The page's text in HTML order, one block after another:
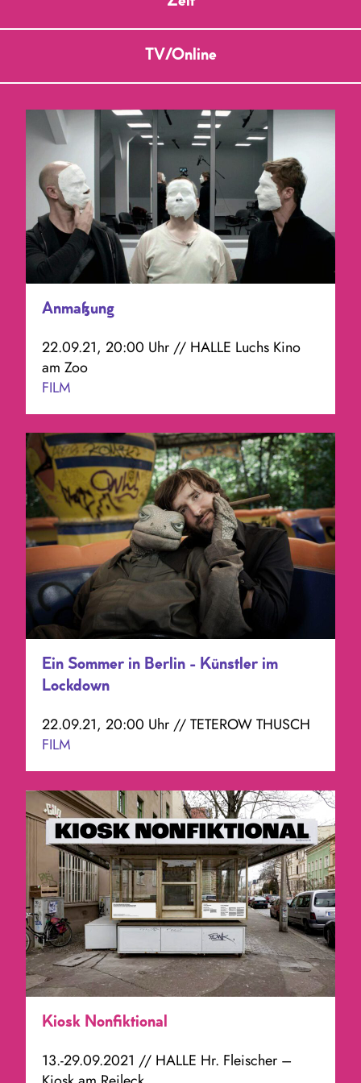
TV/Online
Anmaßung
22.09.21, 20:00 Uhr // HALLE Luchs Kino
am Zoo
FILM
Ein Sommer in Berlin - Künstler im
Lockdown
22.09.21, 20:00 Uhr // TETEROW THUSCH
FILM
Kiosk Nonfiktional
13.-29.09.2021 // HALLE Hr. Fleischer –